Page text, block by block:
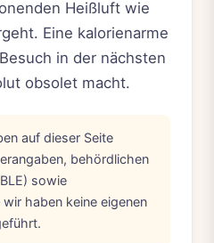
Heißluft wie
Eine kalorienarme
in der nächsten
obsolet macht.
auf dieser Seite
behördlichen
sowie
haben keine eigenen